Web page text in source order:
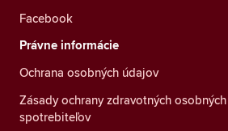
Facebook
Právne informácie
Ochrana osobných údajov
Zásady ochrany zdravotných
spotrebiteľov